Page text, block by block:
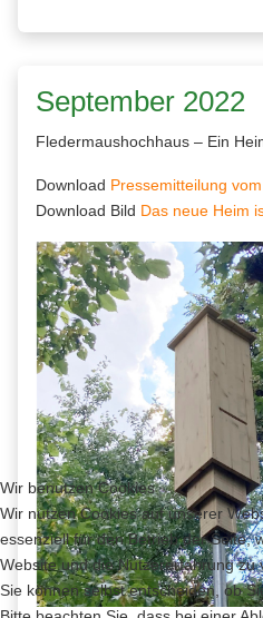
September 2022
Fledermaushochhaus – Ein
Download Pressemitteilung
Download Bild Das neue Heim
Wir benutzen Cookies
Wir nutzen Cookies auf unserer
essenziell für den Betrieb der Seite,
Website und die Nutzererfahrung zu
Sie können selbst entscheiden, ob